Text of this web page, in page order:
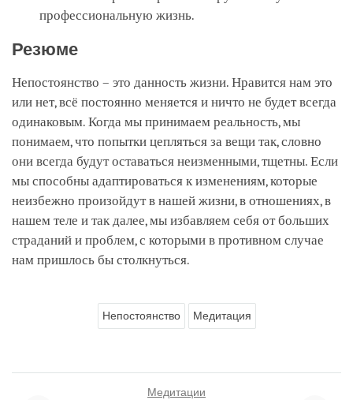
профессиональную жизнь.
Резюме
Непостоянство – это данность жизни. Нравится нам это
или нет, всё постоянно меняется и ничто не будет всегда
одинаковым. Когда мы принимаем реальность, мы
понимаем, что попытки цепляться за вещи так, словно
они всегда будут оставаться неизменными, тщетны. Если
мы способны адаптироваться к изменениям, которые
неизбежно произойдут в нашей жизни, в отношениях, в
нашем теле и так далее, мы избавляем себя от больших
страданий и проблем, с которыми в противном случае
нам пришлось бы столкнуться.
Непостоянство Медитация
Медитации